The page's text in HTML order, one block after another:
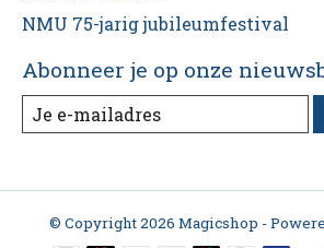
NMU 75-jarig jubileumfestival
Abonneer je op onze
© Copyright 2026 Magicshop -